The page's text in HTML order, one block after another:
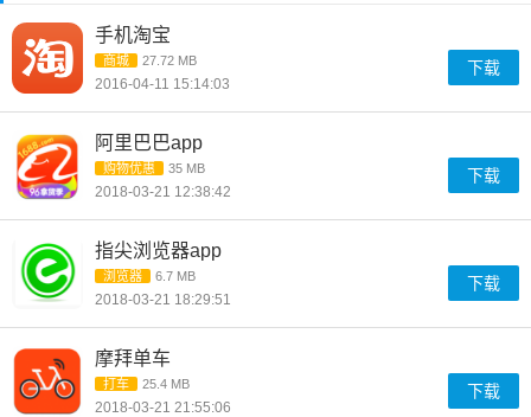
手机淘宝
商城 27.72 MB
2016-04-11 15:14:03
下载
阿里巴巴app
购物优惠 35 MB
2018-03-21 12:38:42
下载
指尖浏览器app
浏览器 6.7 MB
2018-03-21 18:29:51
下载
摩拜单车
打车 25.4 MB
2018-03-21 21:55:06
下载